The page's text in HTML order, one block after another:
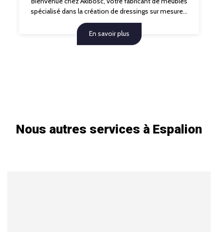
spécialisé dans la création de dressings sur mesure...
En savoir plus
Nous autres services à Espalion